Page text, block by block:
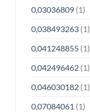
0,03036809(1)
0,038493263(1)
0,041248855(1)
0,042496462(1)
0,046030182(1)
0,07084061 (1)